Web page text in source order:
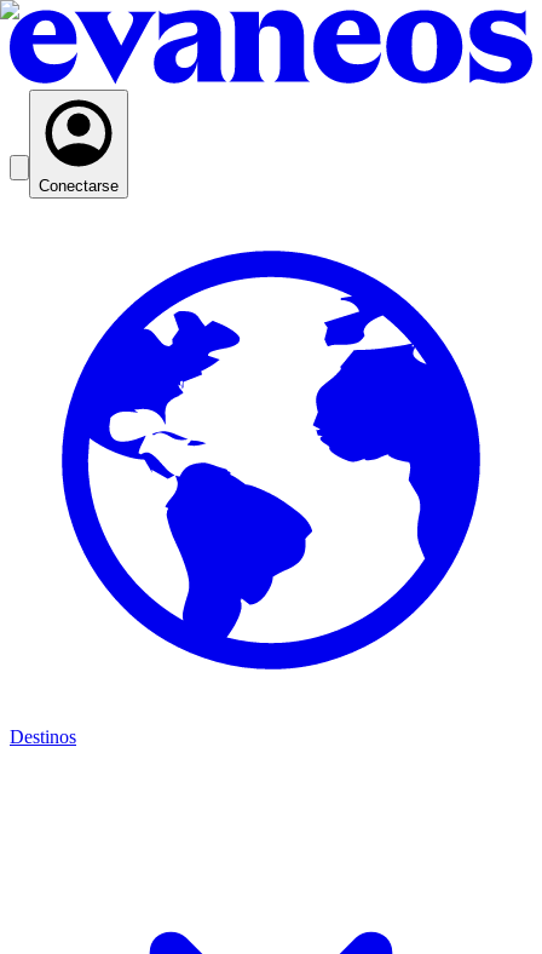
Conectarse
Destinos